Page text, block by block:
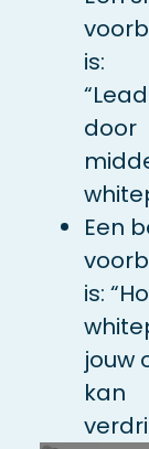
is:
door
Een
is:
jouw
kan